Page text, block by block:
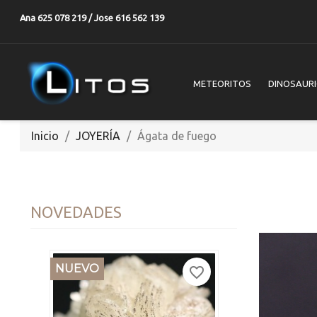
Ana 625 078 219 / Jose 616 562 139
METEORITOS
Inicio JOYERÍA Ágata de fuego
NOVEDADES
NUEVO favorite_border